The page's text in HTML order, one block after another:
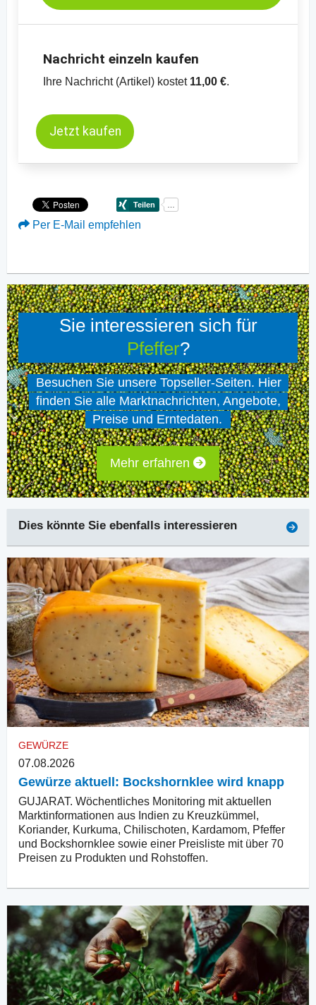
Nachricht einzeln kaufen
Ihre Nachricht (Artikel) kostet 11,00 €.
Jetzt kaufen
Per E-Mail empfehlen
Sie interessieren sich für
Pfeffer?
Besuchen Sie unsere Topseller-Seiten. Hier
finden Sie alle Marktnachrichten, Angebote,
Preise und Erntedaten.
Mehr erfahren
Dies könnte Sie ebenfalls interessieren
GEWÜRZE
07.08.2026
Gewürze aktuell: Bockshornklee wird knapp
GUJARAT. Wöchentliches Monitoring mit aktuellen
Marktinformationen aus Indien zu Kreuzkümmel,
Koriander, Kurkuma, Chilischoten, Kardamom, Pfeffer
und Bockshornklee sowie einer Preisliste mit über 70
Preisen zu Produkten und Rohstoffen.